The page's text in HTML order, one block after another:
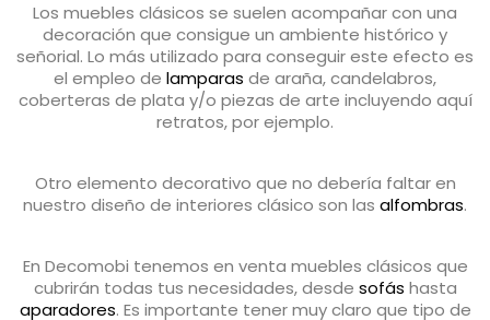
Los muebles clásicos se suelen acompañar con una
decoración que consigue un ambiente histórico y
señorial. Lo más utilizado para conseguir este efecto es
el empleo de lamparas de araña, candelabros,
coberteras de plata y/o piezas de arte incluyendo aquí
retratos, por ejemplo.
Otro elemento decorativo que no debería faltar en
nuestro diseño de interiores clásico son las alfombras.
En Decomobi tenemos en venta muebles clásicos que
cubrirán todas tus necesidades, desde sofás hasta
aparadores. Es importante tener muy claro que tipo de